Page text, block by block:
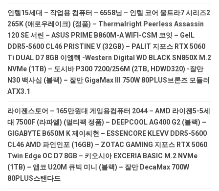
인텔15세대 – 작업용 컴퓨터 – 6558님 – 인텔 코어 울트라7 시리즈2
265K (애로우레이크) (정품) – Thermalright Peerless Assassin
120 SE 서린 – ASUS PRIME B860M-A WIFI-CSM 코잇 – GeIL
DDR5-5600 CL46 PRISTINE V (32GB) – PALIT 지포스 RTX 5060
Ti DUAL D7 8GB 이엠텍 -Western Digital WD BLACK SN850X M.2
NVMe (1TB) – 도시바 P300 7200/256M (2TB, HDWD320) -잘만
N30 백사십 (블랙) – 잘만 GigaMax III 750W 80PLUS브론즈 모듈러
ATX3.1
라이젠스토어 – 165만원대 게임용컴퓨터 2044 – AMD 라이젠5-5세
대 7500F (라파엘) (멀티팩 정품) – DEEPCOOL AG400 G2 (블랙) –
GIGABYTE B650M K 제이씨현 – ESSENCORE KLEVV DDR5-5600
CL46 AMD 파인인포 (16GB) – ZOTAC GAMING 지포스 RTX 5060
Twin Edge OC D7 8GB – 키오시아 EXCERIA BASIC M.2 NVMe
(1TB) – 앱코 U20M 큐빅 미니 (블랙) – 잘만 DecaMax 700W
80PLUS스탠다드